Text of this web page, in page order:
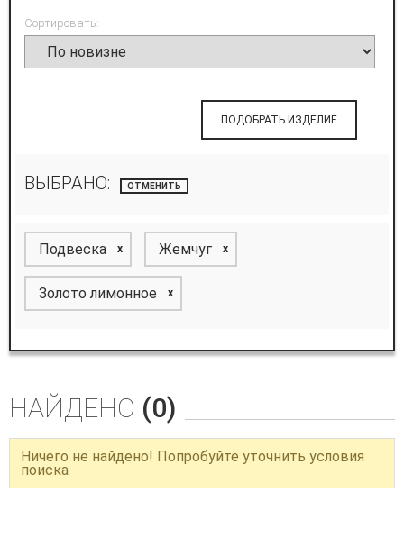
Сортировать:
ПОДОБРАТЬ ИЗДЕЛИЕ
ВЫБРАНО: ОТМЕНИТЬ
Подвеска x Жемчуг x
Золото лимонное x
НАЙДЕНО (0)
Ничего не найдено! Попробуйте уточнить условия
поиска